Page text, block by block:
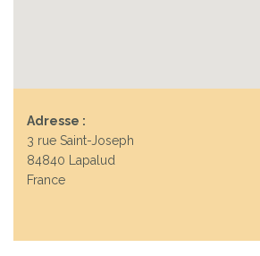
Adresse :
3 rue Saint-Joseph
84840 Lapalud
France